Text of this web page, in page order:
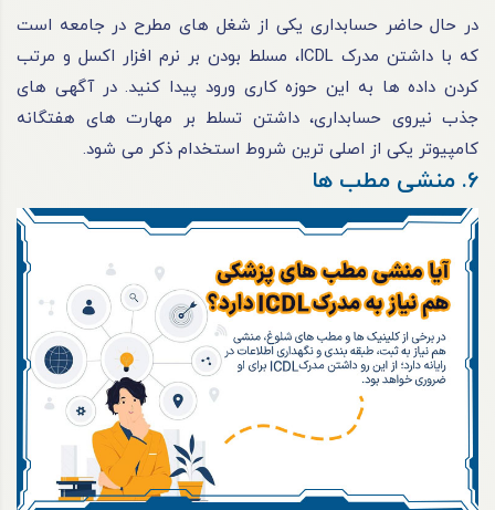
در حال حاضر حسابداری یکی از شغل های مطرح در جامعه است
که با داشتن مدرک ICDL، مسلط بودن بر نرم افزار اکسل و مرتب
کردن داده ها به این حوزه کاری ورود پیدا کنید. در آگهی های
جذب نیروی حسابداری، داشتن تسلط بر مهارت های هفتگانه
کامپیوتر یکی از اصلی ترین شروط استخدام ذکر می شود.
6. منشی مطب ها